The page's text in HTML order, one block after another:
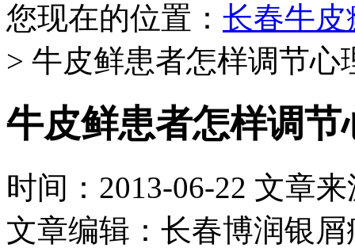
您现在的位置： 长春牛皮
> 牛皮鲜患者怎样调节心
牛皮鲜患者怎样调节
时间：2013-06-22 文章
文章编辑：长春博润银屑